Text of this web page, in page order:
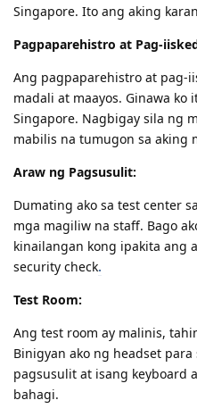
Singapore. Ito ang aking
Pagpaparehistro at Pag-
Ang pagpaparehistro at pag-
madali at maayos. Ginawa ko
Singapore. Nagbigay sila ng
mabilis na tumugon sa aking
Araw ng Pagsusulit:
Dumating ako sa test center
mga magiliw na staff. Bago
kinailangan kong ipakita ang
security check.
Test Room:
Ang test room ay malinis,
Binigyan ako ng headset
pagsusulit at isang keyboard
bahagi.